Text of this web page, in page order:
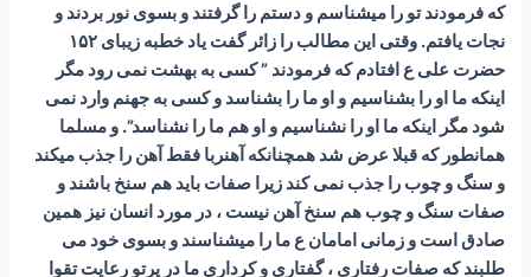
که فرمودند تو را میشناسم و دستم را گرفتند و بسوی نور بردند و
نجات یافتم. وقتی این مطالب را زائر گفت یاد خطبه زیبای ۱۵۲
حضرت علی ع افتادم که فرمودند ” کسی به بهشت نمی رود مگر
اینکه ما او را بشناسیم و او ما را بشناسد و کسی به جهنم وارد نمی
شود مگر اینکه ما او را نشناسیم و او هم ما را نشناسد”. و مسلما
همانطور که قبلا عرض شد همچنانکه آهنربا فقط آهن را جذب میکند
و سنگ و چوب را جذب نمی کند زیرا صفات باید هم سنخ باشند و
صفات سنگ و چوب هم سنخ آهن نیست ، در مورد انسان نیز همین
صادق است و زمانی امامان ع ما را میشناسند و بسوی خود می
طلبند که صفات رفتاری ، گفتاری و کرداری ما در پرتو رعایت تقوا